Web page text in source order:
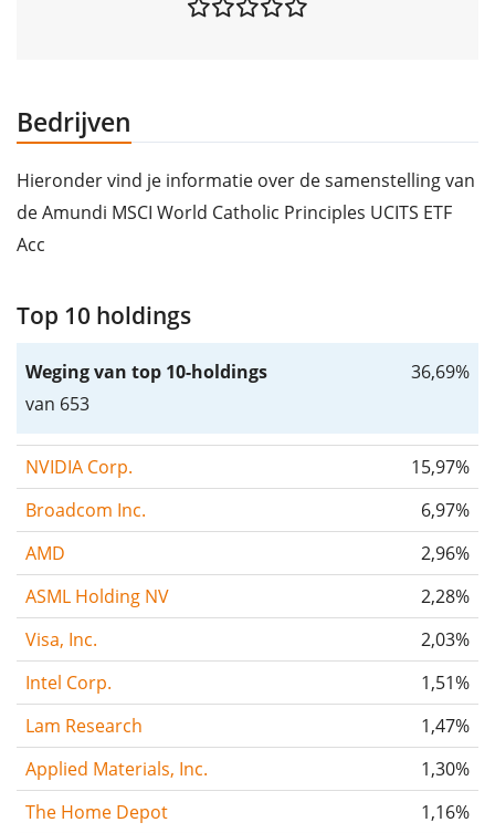
Bedrijven
Hieronder vind je informatie over de samenstelling van
de Amundi MSCI World Catholic Principles UCITS ETF
Acc
Top 10 holdings
Weging van top 10-holdings
van 653
36,69%
NVIDIA Corp.
15,97%
Broadcom Inc.
6,97%
AMD
2,96%
ASML Holding NV
2,28%
Visa, Inc.
2,03%
Intel Corp.
1,51%
Lam Research
1,47%
Applied Materials, Inc.
1,30%
The Home Depot
1,16%